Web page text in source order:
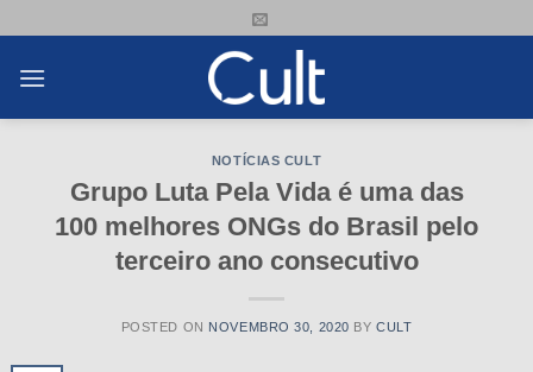
content
NOTÍCIAS CULT
Grupo Luta Pela Vida é uma das
100 melhores ONGs do Brasil pelo
terceiro ano consecutivo
POSTED ON NOVEMBRO 30, 2020 BYCULT